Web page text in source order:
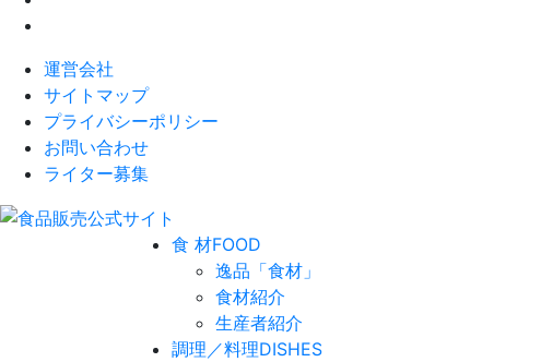
運営会社
サイトマップ
プライバシーポリシー
お問い合わせ
ライター募集
食 材FOOD
逸品「食材」
食材紹介
生産者紹介
調理／料理DISHES